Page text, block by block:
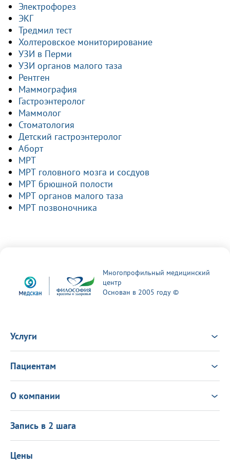
Электрофорез
ЭКГ
Тредмил тест
Холтеровское мониторирование
УЗИ в Перми
УЗИ органов малого таза
Рентген
Маммография
Гастроэнтеролог
Маммолог
Стоматология
Детский гастроэнтеролог
Аборт
МРТ
МРТ головного мозга и сосдуов
МРТ брюшной полости
МРТ органов малого таза
МРТ позвоночника
Многопрофильный медицинский
центр
Основан в 2005 году ©
Услуги
Врачи
Консультация Онлайн
Выезд врача на дом
Пациентам
Новости
Политика в области качества
Подарочные сертификаты
Программа лояльности
О компании
Информация для пациентов
Лицензиии
Вакансии
Политика конфиденциальности
Запись в 2 шага
Цены